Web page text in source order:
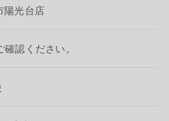
陽光台店
認ください。